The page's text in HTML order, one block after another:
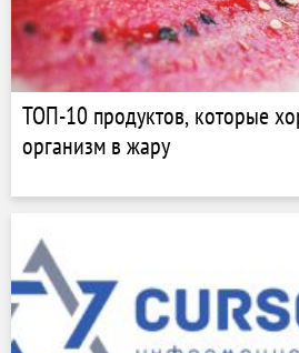
ТОП-10 продуктов, которые
организм в жару